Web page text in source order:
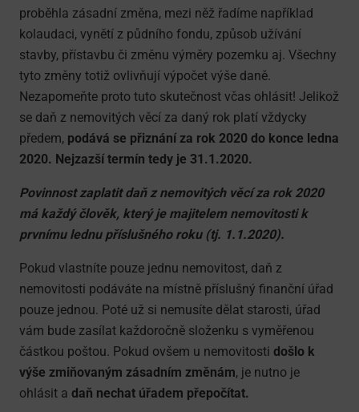
proběhla zásadní změna, mezi něž řadíme například
kolaudaci, vynětí z půdního fondu, způsob užívání
stavby, přístavbu či změnu výměry pozemku aj. Všechny
tyto změny totiž ovlivňují výpočet výše daně.
Nezapomeňte proto tuto skutečnost včas ohlásit! Jelikož
se daň z nemovitých věcí za daný rok platí vždycky
předem, podává se přiznání za rok 2020 do konce ledna
2020. Nejzazší termín tedy je 31.1.2020.
Povinnost zaplatit daň z nemovitých věcí za rok 2020
má každý člověk, který je majitelem nemovitosti k
prvnímu lednu příslušného roku (tj. 1.1.2020).
Pokud vlastníte pouze jednu nemovitost, daň z
nemovitosti podáváte na místně příslušný finanční úřad
pouze jednou. Poté už si nemusíte dělat starosti, úřad
vám bude zasílat každoročně složenku s vyměřenou
částkou poštou. Pokud ovšem u nemovitosti došlo k
výše zmiňovaným zásadním změnám, je nutno je
ohlásit a daň nechat úřadem přepočítat.